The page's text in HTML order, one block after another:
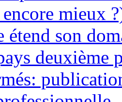
mieux
étend son
deuxième